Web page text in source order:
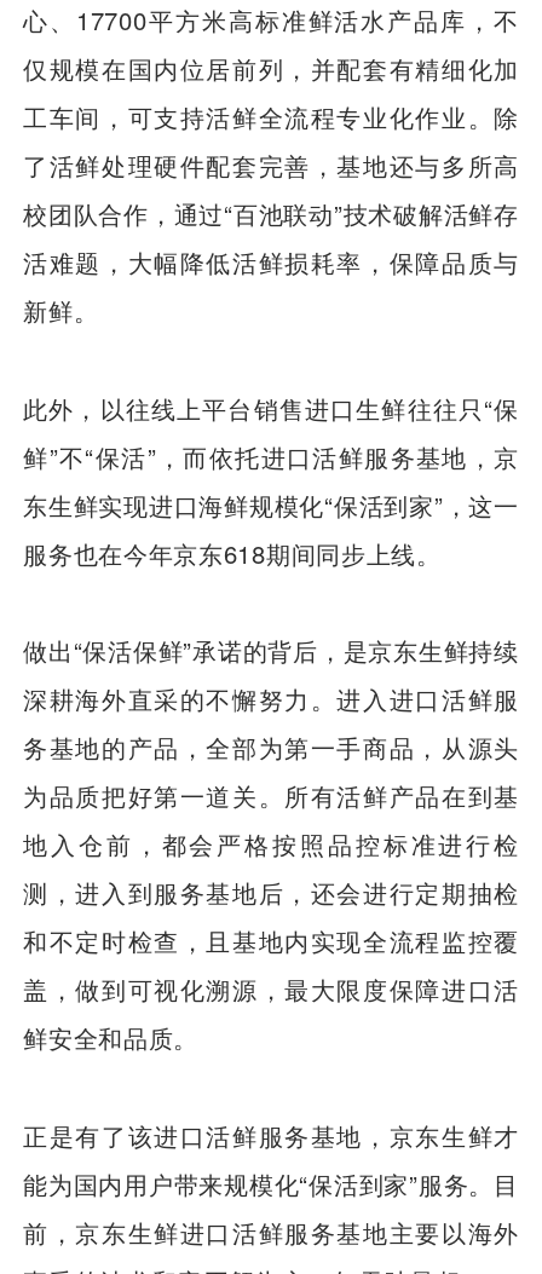
心、17700平方米高标准鲜活水产品库，不
仅规模在国内位居前列，并配套有精细化加
工车间，可支持活鲜全流程专业化作业。除
了活鲜处理硬件配套完善，基地还与多所高
校团队合作，通过“百池联动”技术破解活鲜存
活难题，大幅降低活鲜损耗率，保障品质与
新鲜。
此外，以往线上平台销售进口生鲜往往只“保
鲜”不“保活”，而依托进口活鲜服务基地，京
东生鲜实现进口海鲜规模化“保活到家”，这一
服务也在今年京东618期间同步上线。
做出“保活保鲜”承诺的背后，是京东生鲜持续
深耕海外直采的不懈努力。进入进口活鲜服
务基地的产品，全部为第一手商品，从源头
为品质把好第一道关。所有活鲜产品在到基
地入仓前，都会严格按照品控标准进行检
测，进入到服务基地后，还会进行定期抽检
和不定时检查，且基地内实现全流程监控覆
盖，做到可视化溯源，最大限度保障进口活
鲜安全和品质。
正是有了该进口活鲜服务基地，京东生鲜才
能为国内用户带来规模化“保活到家”服务。目
前，京东生鲜进口活鲜服务基地主要以海外